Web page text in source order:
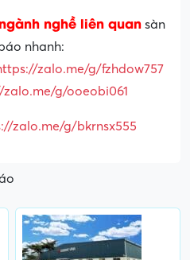
nghề liên quan sàn
nhanh:
zalo.me/g/fzhdow757
zalo.me/g/ooeobi061
zalo.me/g/bkrnsx555